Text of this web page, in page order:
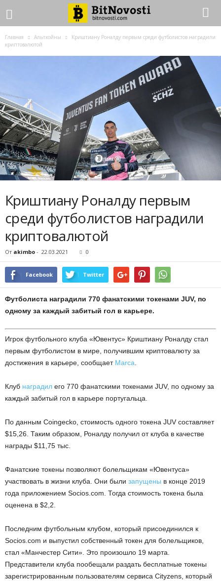
Главная Альткойны
Криштиану Роналду первым среди футболистов наградили
криптовалютой
Криштиану Роналду первым
среди футболистов наградили
криптовалютой
От akimbo - 22.03.2021 0
Facebook Twitter
Футболиста наградили 770 фанатскими токенами JUV, по
одному за каждый забитый гол в карьере.
Игрок футбольного клуба «Ювентус» Криштиану Роналду стал
первым футболистом в мире, получившим криптовалюту за
достижения в карьере, сообщает Marca
Клуб наградил его 770 фанатскими токенами JUV, по одному за
каждый забитый гол в карьере португальца.
По данным Coingecko, стоимость одного токена JUV составляет
$15,26. Таким образом, Роналду получил от клуба в качестве
награды $11,75 тыс.
Фанатские токены позволяют болельщикам «Ювентуса»
участвовать в жизни клуба. Они были запущены в конце 2019
года приложением Socios.com. Тогда стоимость токена была
оценена в $2,2.
Последним футбольным клубом, который присоединился к
Socios.com и выпустил собственный токен для болельщиков,
стал «Манчестер Сити». Это произошло 19 марта.
Представители клуба пообещали раздать бесплатные токены
зарегистрированным пользователям сервиса Cityzens, который